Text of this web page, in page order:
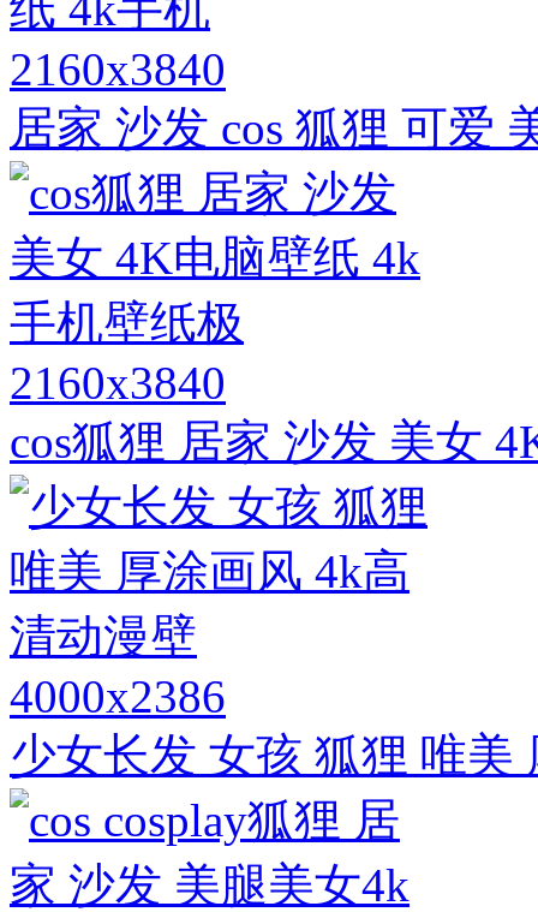
2160x3840
居家 沙发 cos 狐狸 可爱
2160x3840
cos狐狸 居家 沙发 美女
4000x2386
少女长发 女孩 狐狸 唯美